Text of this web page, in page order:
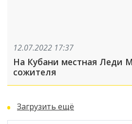
12.07.2022 17:37
На Кубани местная Леди
сожителя
Загрузить ещё